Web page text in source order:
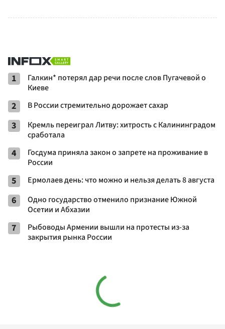
1
Галкин* потерял дар речи после слов Пугачевой о
Киеве
2 В России стремительно дорожает сахар
3
Кремль переиграл Литву: хитрость с Калининградом
сработала
4
Госдума приняла закон о запрете на проживание в
России
5 Ермолаев день: что можно и нельзя делать 8 августа
6
Одно государство отменило признание Южной
Осетии и Абхазии
7
Рыбоводы Армении вышли на протесты из-за
закрытия рынка России